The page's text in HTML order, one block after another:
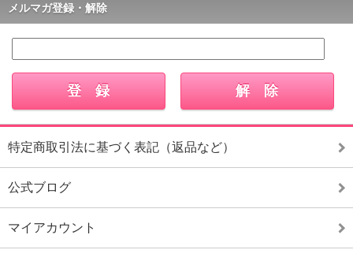
メルマガ登録・解除
特定商取引法に基づく表記（返品など）
公式ブログ
マイアカウント